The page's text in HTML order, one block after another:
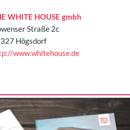
WHITE HOUSE gmbh
Straße 2c
Högsdorf
www.whitehouse.de